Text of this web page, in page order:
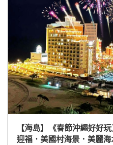
【海島】《春節沖繩好好
迎福．美國村海景．美麗